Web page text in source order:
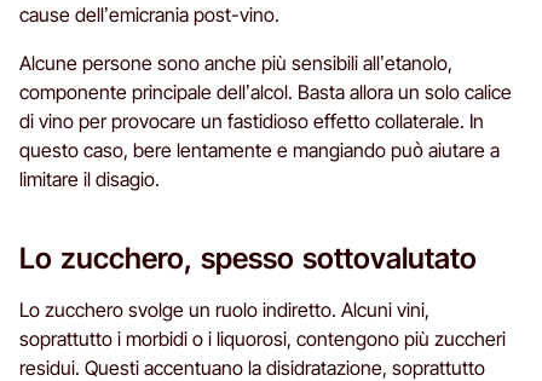
cause dell’emicrania post-vino.
Alcune persone sono anche più sensibili all’etanolo,
componente principale dell’alcol. Basta allora un solo calice
di vino per provocare un fastidioso effetto collaterale. In
questo caso, bere lentamente e mangiando può aiutare a
limitare il disagio.
Lo zucchero, spesso sottovalutato
Lo zucchero svolge un ruolo indiretto. Alcuni vini,
soprattutto i morbidi o i liquorosi, contengono più zuccheri
residui. Questi accentuano la disidratazione, soprattutto